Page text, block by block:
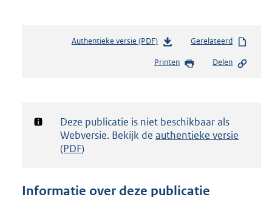
Authentieke versie (PDF)b
s
d
g
t
Gerelateerd
Printen Delen
Notificatie:
Deze publicatie is niet beschikbaar als
Webversie. Bekijk de authentieke versie
(PDF)
Informatie over deze publicatie